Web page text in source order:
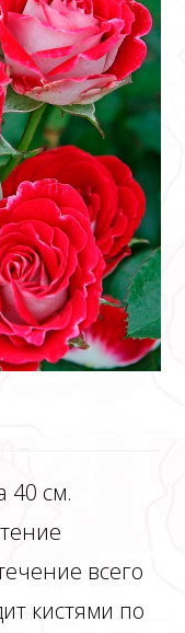
40 см.
всего
кистями по